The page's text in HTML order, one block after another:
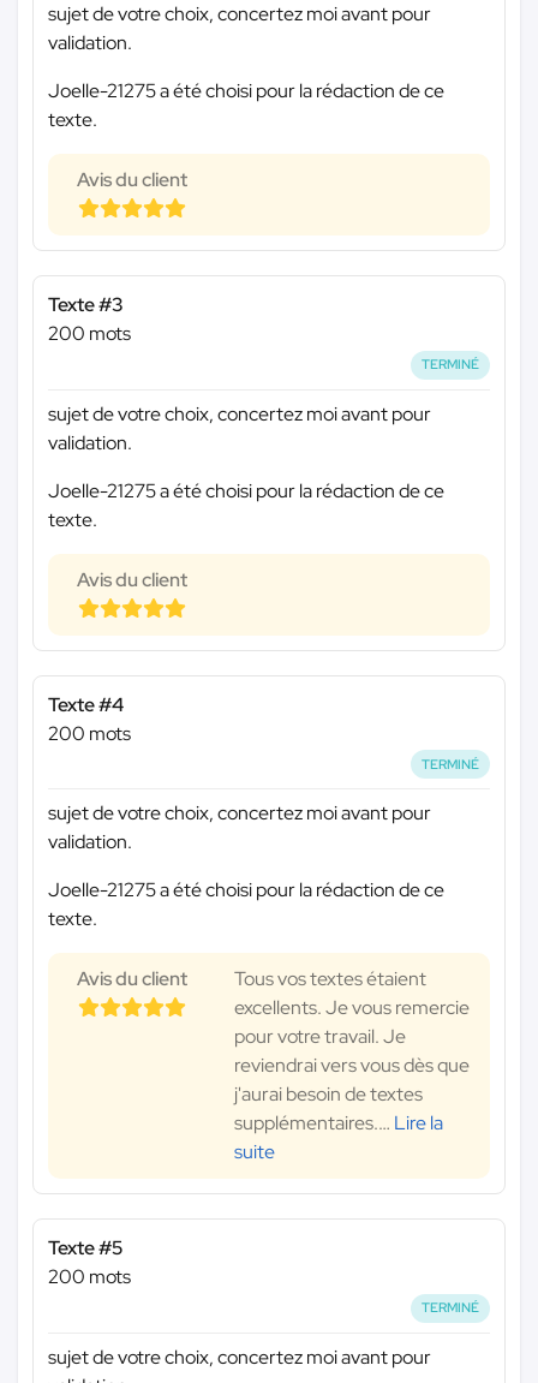
sujet de votre choix, concertez moi avant pour
validation.
Joelle-21275 a été choisi pour la rédaction de ce
texte.
Avis du client
Texte #3
200 mots
TERMINÉ
sujet de votre choix, concertez moi avant pour
validation.
Joelle-21275 a été choisi pour la rédaction de ce
texte.
Avis du client
Texte #4
200 mots
TERMINÉ
sujet de votre choix, concertez moi avant pour
validation.
Joelle-21275 a été choisi pour la rédaction de ce
texte.
Avis du client
Tous vos textes étaient
excellents. Je vous remercie
pour votre travail. Je
reviendrai vers vous dès que
j'aurai besoin de textes
supplémentaires.… Lire la
suite
Texte #5
200 mots
TERMINÉ
sujet de votre choix, concertez moi avant pour